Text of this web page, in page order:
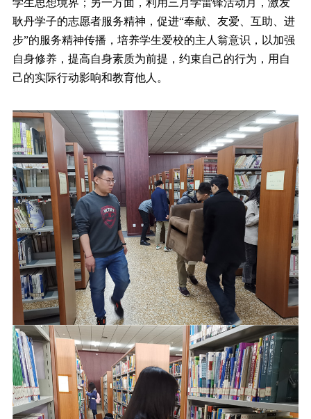
耿丹学子的志愿者服务精神，促进“奉献、友爱、互助、进
步”的服务精神传播，培养学生爱校的主人翁意识，以加强
自身修养，提高自身素质为前提，约束自己的行为，用自
己的实际行动影响和教育他人。